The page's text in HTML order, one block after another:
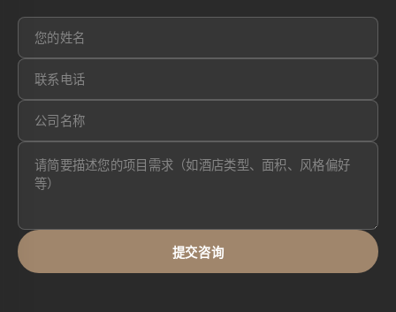
提交咨询